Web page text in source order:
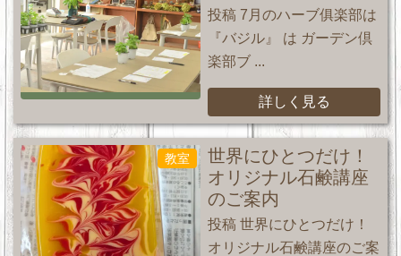
投稿 7月のハーブ俱楽部は
『バジル』 は ガーデン倶
楽部ブ ...
詳しく見る
教室
世界にひとつだけ！
オリジナル石鹸講座
のご案内
投稿 世界にひとつだけ！
オリジナル石鹸講座のご案